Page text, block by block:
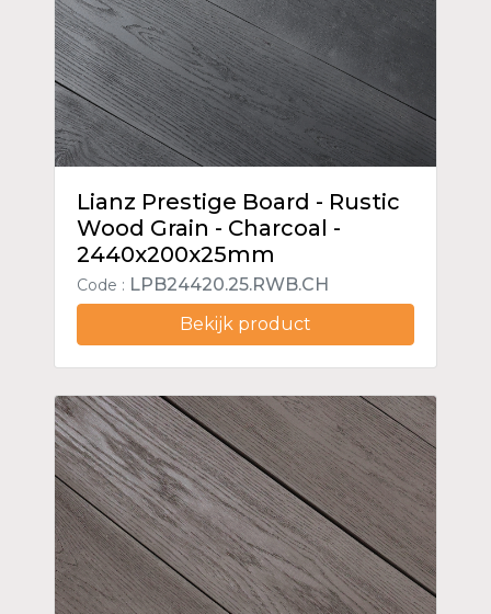
Lianz Prestige Board - Rustic
Wood Grain - Charcoal -
2440x200x25mm
Code : LPB24420.25.RWB.CH
Bekijk product